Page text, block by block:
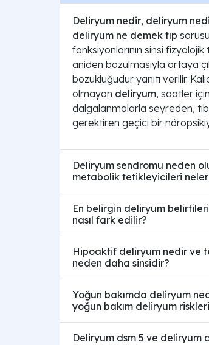
Deliryum nedir, deliryum
deliryum ne demek tıp
fonksiyonlarının sinsi
aniden bozulmasıyla ortaya
bozukluğudur yanıtı verilir.
olmayan deliryum, saatler
dalgalanmalarla seyreden,
gerektiren geçici bir
Deliryum sendromu neden
metabolik tetikleyicileri
En belirgin deliryum
nasıl fark edilir?
Hipoaktif deliryum nedir ve
neden daha sinsidir?
Yoğun bakımda deliryum
yoğun bakım deliryum
Deliryum dsm 5 ve deliryum